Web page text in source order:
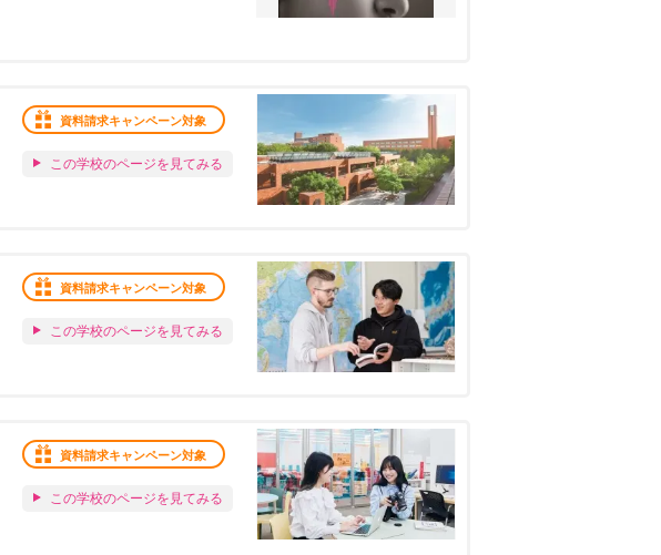
資料請求キャンペーン対象
この学校のページを見てみる
資料請求キャンペーン対象
この学校のページを見てみる
資料請求キャンペーン対象
この学校のページを見てみる